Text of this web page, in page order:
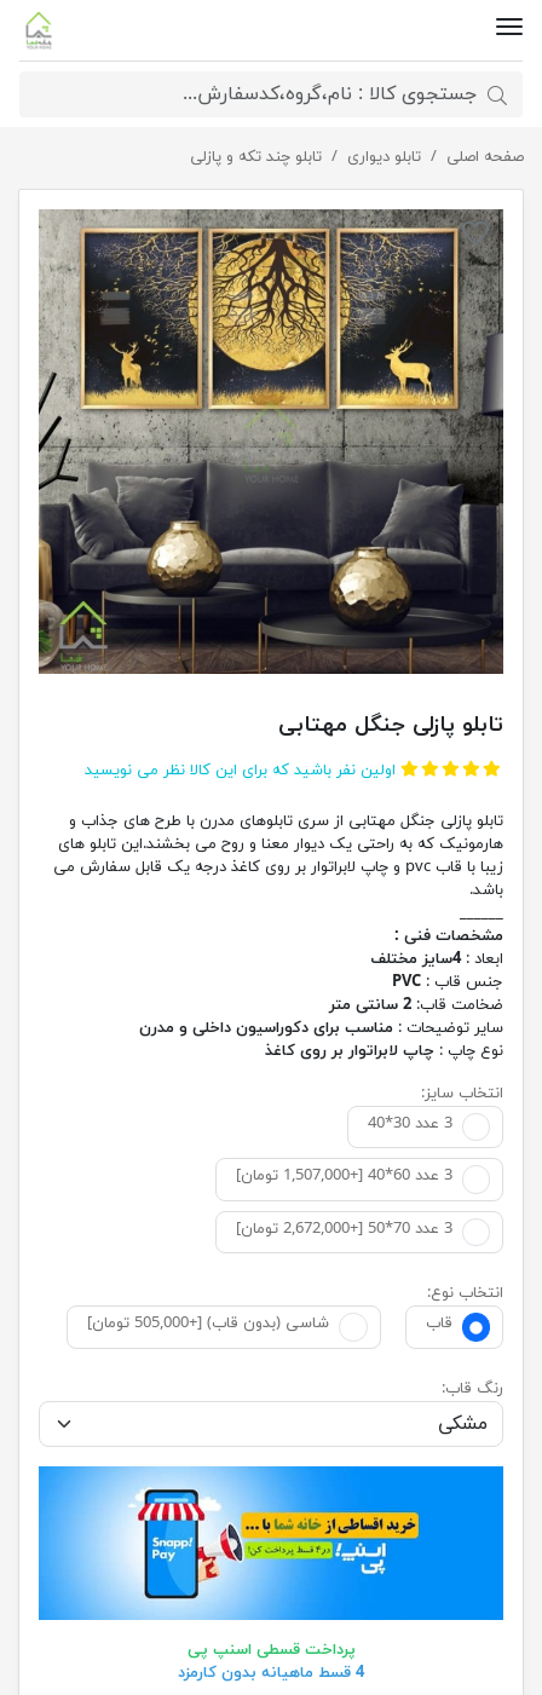
صفحه اصلی تابلو دیواری تابلو چند تکه و پازلی تابلو پازلی جنگل مهتابی
تابلو پازلی جنگل مهتابی
اولین نفر باشید که برای این کالا نظر می نویسید
تابلو پازلی جنگل مهتابی از سری تابلوهای مدرن با طرح های جذاب و
هارمونیک که به راحتی یک دیوار معنا و روح می بخشند.این تابلو های
زیبا با قاب pvc و چاپ لابراتوار بر روی کاغذ درجه یک قابل سفارش می
باشد.
______
مشخصات فنی :
ابعاد :4سایز مختلف
جنس قاب : PVC
ضخامت قاب: 2 سانتی متر
سایر توضیحات : مناسب برای دکوراسیون داخلی و مدرن
نوع چاپ : چاپ لابراتوار بر روی کاغذ
انتخاب سایز:
3 عدد 30*40
3 عدد 60*40 [+1,507,000 تومان]
3 عدد 70*50 [+2,672,000 تومان]
انتخاب نوع:
قاب
شاسی (بدون قاب) [+505,000 تومان]
رنگ قاب:
پرداخت قسطی اسنپ پی
4 قسط ماهیانه بدون کارمزد